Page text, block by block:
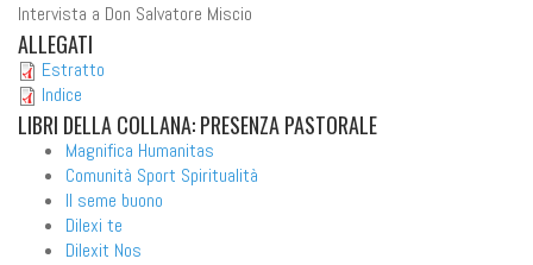
Intervista a Don Salvatore Miscio
ALLEGATI
Estratto
Indice
LIBRI DELLA COLLANA: PRESENZA PASTORALE
Magnifica Humanitas
Comunità Sport Spiritualità
Il seme buono
Dilexi te
Dilexit Nos